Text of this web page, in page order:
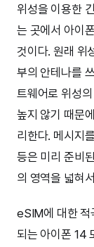
위성을 이용한
는 곳에서 아이
것이다. 원래 위
부의 안테나를
트웨어로 위성
높지 않기 때문
리한다. 메시지
등은 미리 준비
의 영역을 넓혀
eSIM에 대한 적
되는 아이폰 14